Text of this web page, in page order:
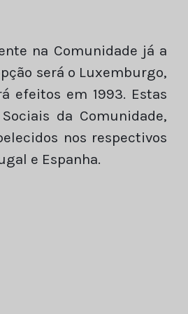
na Comunidade já a
será o Luxemburgo,
efeitos em 1993. Estas
da Comunidade,
nos respectivos
e Espanha.